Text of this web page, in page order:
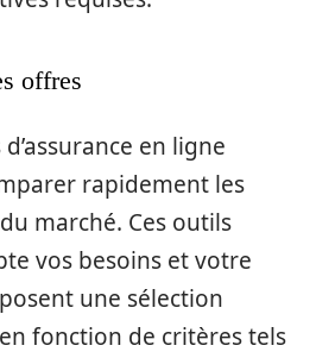
offres
en ligne
rapidement les
marché. Ces outils
vos besoins et votre
une sélection
fonction de critères tels